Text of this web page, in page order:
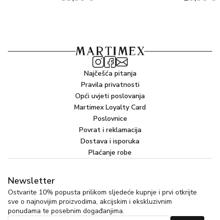
Najčešća pitanja
Pravila privatnosti
Opći uvjeti poslovanja
Martimex Loyalty Card
Poslovnice
Povrat i reklamacija
Dostava i isporuka
Plaćanje robe
Newsletter
Ostvarite 10% popusta prilikom sljedeće kupnje i prvi otkrijte
sve o najnovijim proizvodima, akcijskim i ekskluzivnim
ponudama te posebnim događanjima.